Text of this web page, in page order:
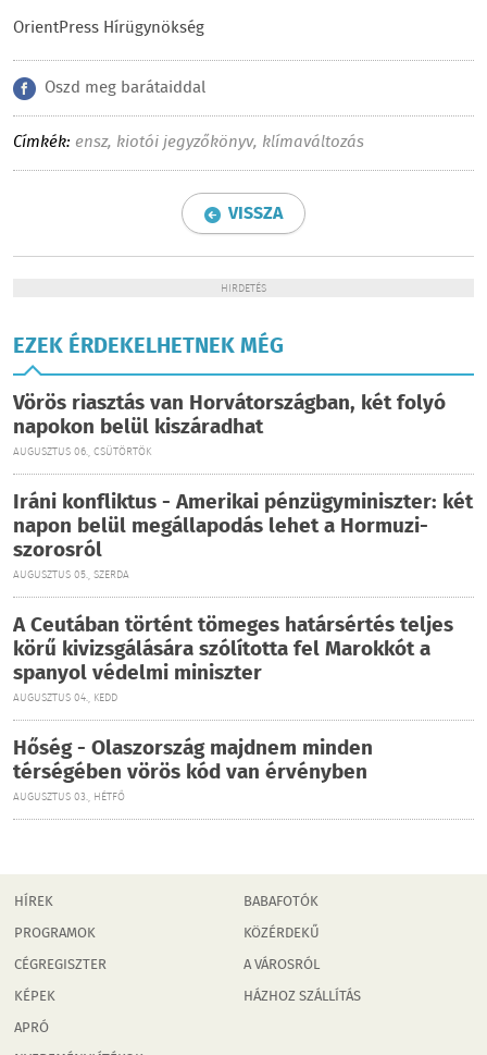
OrientPress Hírügynökség
Oszd meg barátaiddal
Címkék: ensz, kiotói jegyzőkönyv, klímaváltozás
VISSZA
HIRDETÉS
EZEK ÉRDEKELHETNEK MÉG
Vörös riasztás van Horvátországban, két folyó
napokon belül kiszáradhat
AUGUSZTUS 06., CSÜTÖRTÖK
Iráni konfliktus - Amerikai pénzügyminiszter: két
napon belül megállapodás lehet a Hormuzi-
szorosról
AUGUSZTUS 05., SZERDA
A Ceutában történt tömeges határsértés teljes
körű kivizsgálására szólította fel Marokkót a
spanyol védelmi miniszter
AUGUSZTUS 04., KEDD
Hőség - Olaszország majdnem minden
térségében vörös kód van érvényben
AUGUSZTUS 03., HÉTFŐ
HÍREK
PROGRAMOK
CÉGREGISZTER
KÉPEK
APRÓ
BABAFOTÓK
KÖZÉRDEKŰ
A VÁROSRÓL
HÁZHOZ SZÁLLÍTÁS